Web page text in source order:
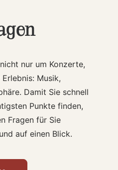
nur um Konzerte,
Musik,
Damit Sie schnell
Punkte finden,
Fragen für Sie
auf einen Blick.